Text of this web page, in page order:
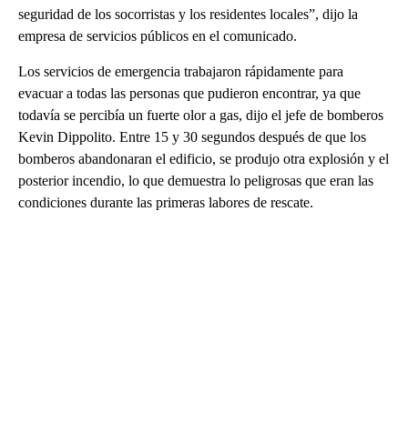
seguridad de los socorristas y los residentes locales”, dijo la
empresa de servicios públicos en el comunicado.
Los servicios de emergencia trabajaron rápidamente para
evacuar a todas las personas que pudieron encontrar, ya que
todavía se percibía un fuerte olor a gas, dijo el jefe de bomberos
Kevin Dippolito. Entre 15 y 30 segundos después de que los
bomberos abandonaran el edificio, se produjo otra explosión y el
posterior incendio, lo que demuestra lo peligrosas que eran las
condiciones durante las primeras labores de rescate.